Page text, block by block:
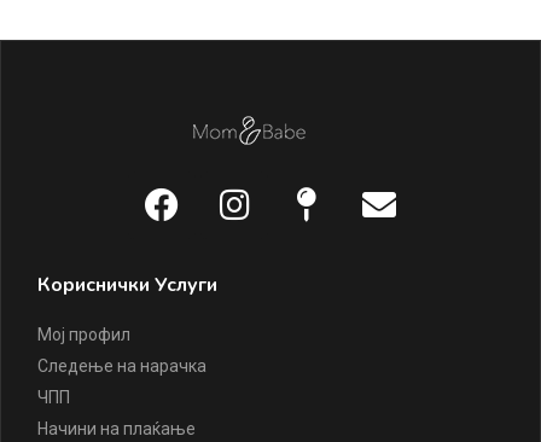
Кориснички Услуги
Мој профил
Следење на нарачка
ЧПП
Начини на плаќање